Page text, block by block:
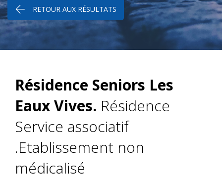
RETOUR AUX RÉSULTATS
Résidence Seniors Les
Eaux Vives. Résidence
Service associatif
.Etablissement non
médicalisé